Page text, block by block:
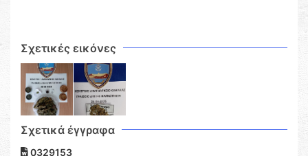
Σχετικές εικόνες
Σχετικά έγγραφα
0329153